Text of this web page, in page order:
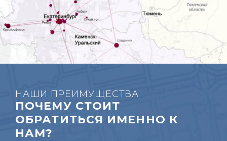
НАШИ ПРЕИМУЩЕСТВА
ПОЧЕМУ СТОИТ
ОБРАТИТЬСЯ ИМЕННО К
НАМ?